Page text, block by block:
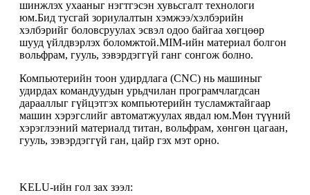
шинжлэх ухааныг нэгтгэсэн хувьсгалт технологи
юм.Бид тусгай зориулалтын хэмжээ/хэлбэрийн
хэлбэрийг боловсруулах эсвэл одоо байгаа хөгцөөр
шууд үйлдвэрлэх боломжтой.MIM-ийн материал болгон
вольфрам, гууль, зэвэрдэггүй ганг сонгож болно.
Компьютерийн тоон удирдлага (CNC) нь машиныг
удирдах командуудын урьдчилан програмчлагдсан
дарааллыг гүйцэтгэх компьютерийн тусламжтайгаар
машин хэрэгслийг автоматжуулах явдал юм.Мөн түүний
хэрэглээний материалд титан, вольфрам, хөнгөн цагаан,
гууль, зэвэрдэггүй ган, цайр гэх мэт орно.
KELU-ийн гол зах зээл: